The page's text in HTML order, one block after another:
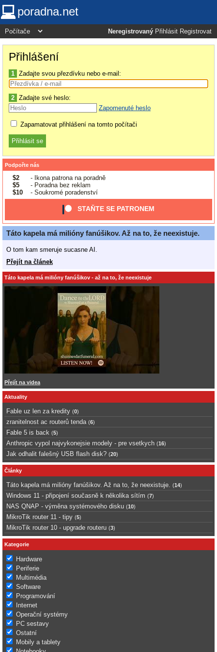
poradna.net
Neregistrovaný Přihlásit Registrovat
Přihlášení
1 Zadajte svou přezdívku nebo e-mail:
2 Zadajte své heslo:
Zapomenuté heslo
Zapamatovat přihlášení na tomto počítači
Podpořte nás
$2
- Ikona patrona na poradně
$5
- Poradna bez reklam
$10
- Soukromé poradenství
STAŇTE SE PATRONEM
Táto kapela má milióny fanúšikov. Až na to, že neexistuje.
O tom kam smeruje sucasne AI.
Přejít na článek
Táto kapela má milióny fanúšikov - až na to, že neexistuje
Přejít na videa
Aktuality
Fable uz len za kredity (0)
zranitelnost ac routerů tenda (6)
Fable 5 is back (5)
Anthropic vypol najvykonejsie modely - pre vsetkych (16)
Jak odhalit falešný USB flash disk? (20)
Články
Táto kapela má milióny fanúšikov. Až na to, že neexistuje. (14)
Windows 11 - připojení současně k několika sítím (7)
NAS QNAP - výměna systémového disku (10)
MikroTik router 11 - tipy (5)
MikroTik router 10 - upgrade routeru (3)
Kategorie
Hardware
Periferie
Multimédia
Software
Programování
Internet
Operační systémy
PC sestavy
Ostatní
Mobily a tablety